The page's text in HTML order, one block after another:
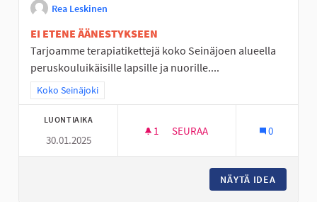
Rea Leskinen
EI ETENE ÄÄNESTYKSEEN
Tarjoamme terapiatikettejä koko Seinäjoen alueella
peruskouluikäisille lapsille ja nuorille....
Rajaa tulokset teeman mukaan: Koko Seinäjoki
Koko Seinäjoki
LUONTIAIKA
30.01.2025
1 1 SEURAAJA
SEURAA 0
NÄYTÄ IDEA